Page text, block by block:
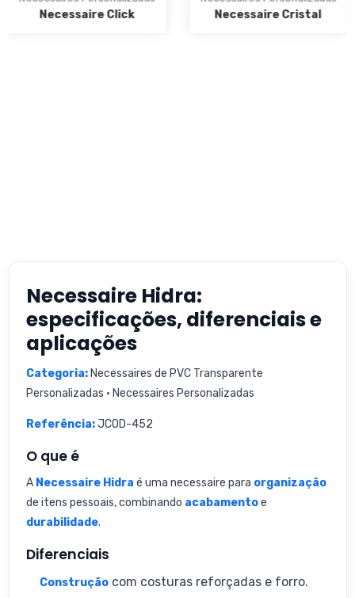
Necessaire Click Necessaire Cristal
Necessaire Hidra:
especificações, diferenciais e
aplicações
Categoria:Necessaires de PVC Transparente
Personalizadas • Necessaires Personalizadas
Referência:JCOD-452
O que é
A Necessaire Hidra é uma necessaire para organização
de itens pessoais, combinando acabamentoe
durabilidade.
Diferenciais
Construção com costuras reforçadas e forro.